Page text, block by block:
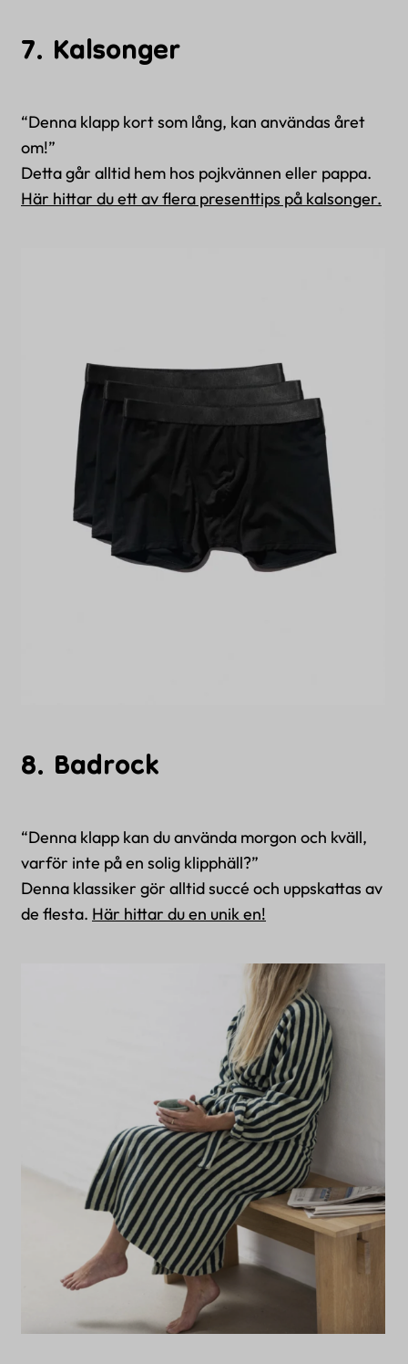
7. Kalsonger
“Denna klapp kort som lång, kan användas året
om!”
Detta går alltid hem hos pojkvännen eller pappa.
Här hittar du ett av flera presenttips på kalsonger.
8. Badrock
“Denna klapp kan du använda morgon och kväll,
varför inte på en solig klipphäll?”
Denna klassiker gör alltid succé och uppskattas av
de flesta. Här hittar du en unik en!